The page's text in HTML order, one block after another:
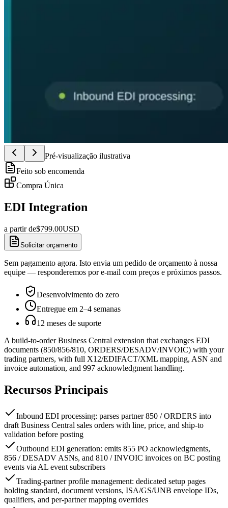
Pré-visualização ilustrativa
Feito sob encomenda
Compra Única
EDI Integration
a partir de$799.00USD
Solicitar orçamento
Sem pagamento agora. Isto envia um pedido de orçamento à nossa
equipe — responderemos por e-mail com preços e próximos passos.
Desenvolvimento do zero
Entregue em 2–4 semanas
12 meses de suporte
A build-to-order Business Central extension that exchanges EDI
documents (850/856/810, ORDERS/DESADV/INVOIC) with your
trading partners, with full X12/EDIFACT/XML mapping, ASN and
invoice automation, and 997 acknowledgment handling.
Recursos Principais
Inbound EDI processing: parses partner 850 / ORDERS into
draft Business Central sales orders with line, price, and ship-to
validation before posting
Outbound EDI generation: emits 855 PO acknowledgments,
856 / DESADV ASNs, and 810 / INVOIC invoices on BC posting
events via AL event subscribers
Trading-partner profile management: dedicated setup pages
holding standard, document versions, ISA/GS/UNB envelope IDs,
qualifiers, and per-partner mapping overrides